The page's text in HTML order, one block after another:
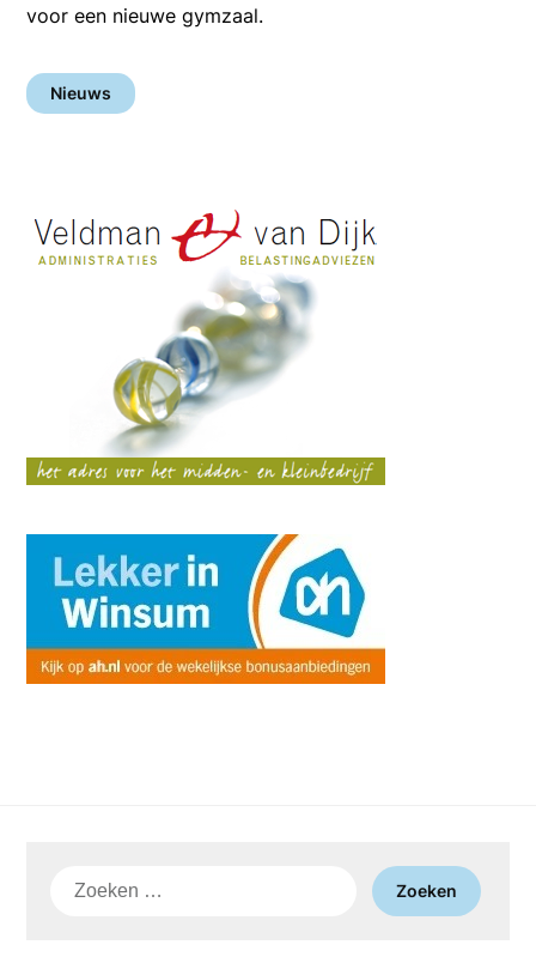
voor een nieuwe gymzaal.
Nieuws
Zoeken